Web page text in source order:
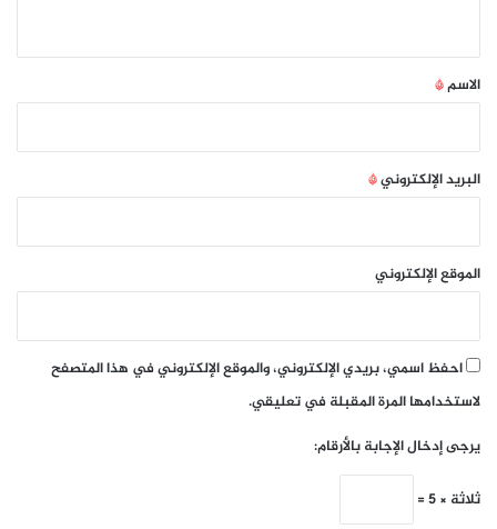
*
الاسم*
البريد الإلكتروني*
الموقع الإلكتروني
احفظ اسمي، بريدي الإلكتروني، والموقع الإلكتروني في هذا المتصفح
لاستخدامها المرة المقبلة في تعليقي.
يرجى إدخال الإجابة بالأرقام:
ثلاثة × 5 =